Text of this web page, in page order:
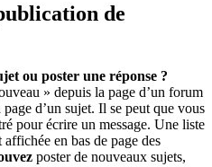
de
ou poster une réponse ?
» depuis la page d’un forum
d’un sujet. Il se peut que vous
pour écrire un message. Une liste
en bas de page des
poster de nouveaux sujets,